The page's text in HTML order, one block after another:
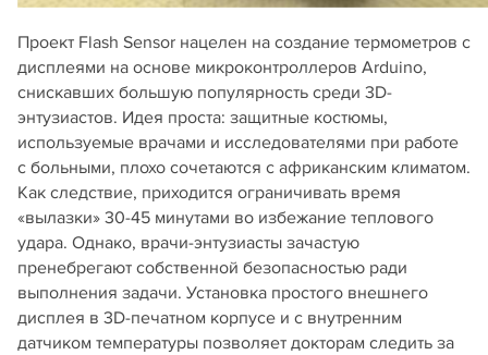
Проект Flash Sensor нацелен на создание термометров с
дисплеями на основе микроконтроллеров Arduino,
снискавших большую популярность среди 3D-
энтузиастов. Идея проста: защитные костюмы,
используемые врачами и исследователями при работе
с больными, плохо сочетаются с африканским климатом.
Как следствие, приходится ограничивать время
«вылазки» 30-45 минутами во избежание теплового
удара. Однако, врачи-энтузиасты зачастую
пренебрегают собственной безопасностью ради
выполнения задачи. Установка простого внешнего
дисплея в 3D-печатном корпусе и с внутренним
датчиком температуры позволяет докторам следить за